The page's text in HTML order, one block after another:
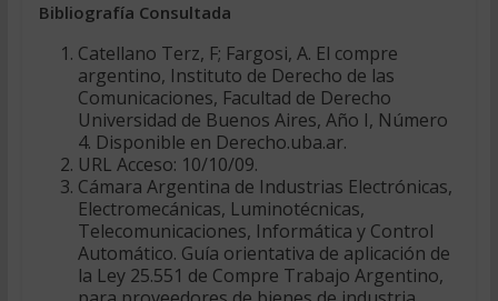
Bibliografía Consultada
Catellano Terz, F; Fargosi, A. El compre
argentino, Instituto de Derecho de las
Comunicaciones, Facultad de Derecho 
Universidad de Buenos Aires, Año I, Número
4. Disponible en Derecho.uba.ar.
URL Acceso: 10/10/09.
Cámara Argentina de Industrias Electrónicas,
Electromecánicas, Luminotécnicas,
Telecomunicaciones, Informática y Control
Automático. Guía orientativa de aplicación de
la Ley 25.551 de Compre Trabajo Argentino,